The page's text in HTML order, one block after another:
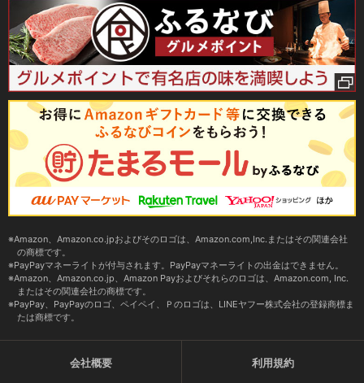
Amazon、Amazon.co.jpおよびそのロゴは、Amazon.com,Inc.またはその関連会社
の商標です。
PayPayマネーライトが付与されます。PayPayマネーライトの出金はできません。
Amazon、Amazon.co.jp、Amazon Payおよびそれらのロゴは、Amazon.com, Inc.
またはその関連会社の商標です。
PayPay、PayPayのロゴ、ペイペイ、Ｐのロゴは、LINEヤフー株式会社の登録商標ま
たは商標です。
会社概要 利用規約